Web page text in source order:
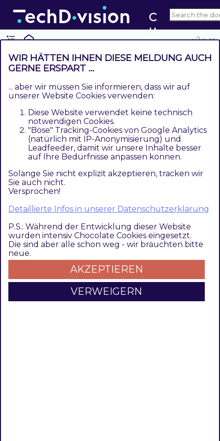
C
u
st
o
I
m
a
g
e
M
a
gi
v2.x
Referenzen
Contents
Infos
Hilfreiche Links zu Tutorials,
Manuals und allgemeinen Infos
Was ist ImageMagick
Bedienungsanleitung CHANGELOG
WIR HÄTTEN IHNEN DIESE MELDUNG AUCH
GERNE ERSPART ...
... aber wir müssen Sie informieren, dass wir auf
unserer Website Cookies verwenden:
Diese Website verwendet keine technisch
notwendigen Cookies.
"Böse" Tracking-Cookies von Google Analytics
(natürlich mit IP-Anonymisierung) und
Leadfeeder, damit wir unsere Inhalte besser
auf Ihre Bedürfnisse anpassen können.
Solange Sie nicht explizit akzeptieren, tracken wir
Sie auch nicht.
Versprochen!
Detaillierte Infos in unserer Datenschutzerklärung
P.S.: Während der Entwicklung dieser Website
wurden intensiv Chocolate Cookies eingesetzt.
Die sind aber alle schon weg - wir bräuchten bitte
neue.
AKZEPTIEREN
VERWEIGERN